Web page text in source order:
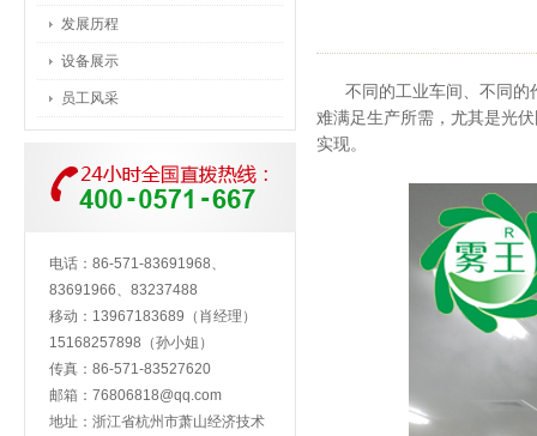
发展历程
设备展示
员工风采
电话：86-571-83691968、
83691966、83237488
移动：13967183689（肖经理）
15168257898（孙小姐）
传真：86-571-83527620
邮箱： 76806818@qq.com
地址：浙江省杭州市萧山经济技术
不同的工业车间、不同
难满足生产所需，尤其是光
实现。